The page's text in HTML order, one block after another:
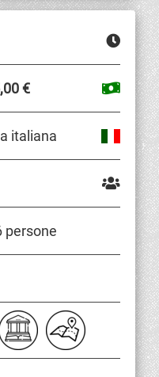
€
italiana
persone